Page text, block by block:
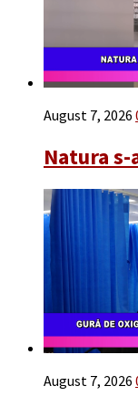
August 7, 2026
Natura
August 7, 2026